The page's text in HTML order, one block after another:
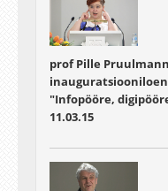
prof Pille
"Infopööre,
11.03.15